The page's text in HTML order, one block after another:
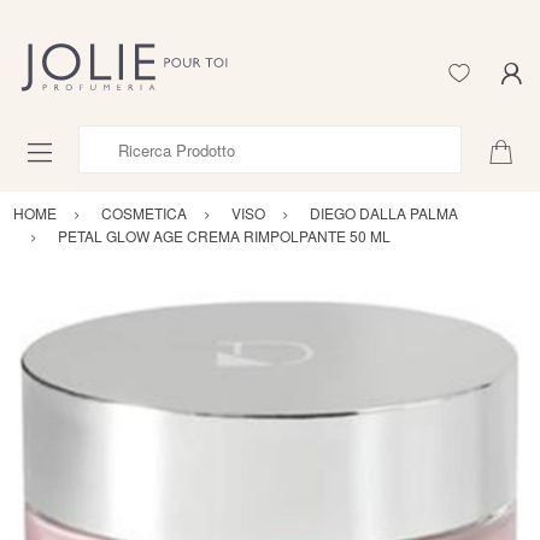
HOME COSMETICA VISO
DIEGO DALLA PALMA
PETAL GLOW AGE CREMA RIMPOLPANTE 50 ML